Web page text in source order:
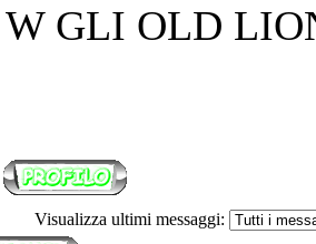
W GLI OLD
Visualizza ultimi messaggi: